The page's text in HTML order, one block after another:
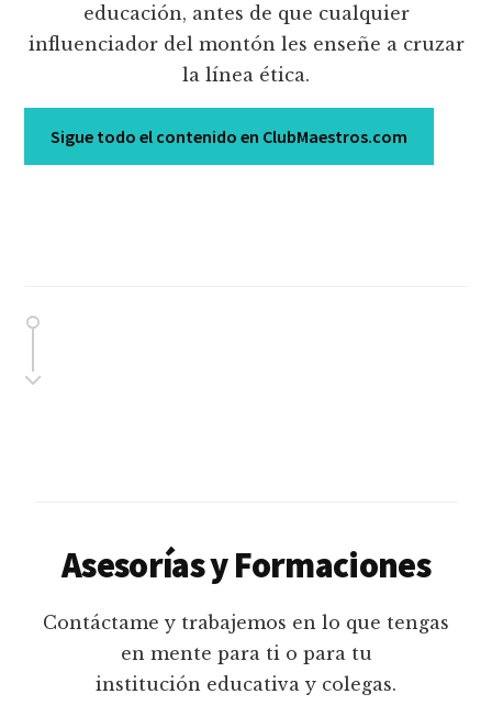
educación, antes de que cualquier
influenciador del montón les enseñe a cruzar
la línea ética.
Sigue todo el contenido en ClubMaestros.com
Asesorías y Formaciones
Contáctame y trabajemos en lo que tengas
en mente para ti o para tu
institución educativa y colegas.